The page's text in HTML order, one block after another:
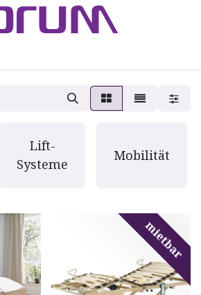
Lift-
Systeme
Mobilität
mietbar